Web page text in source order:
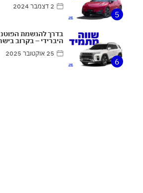
5
2 דצמבר 2024
6
היברידי – בקרוב
25 אוקטובר 2025